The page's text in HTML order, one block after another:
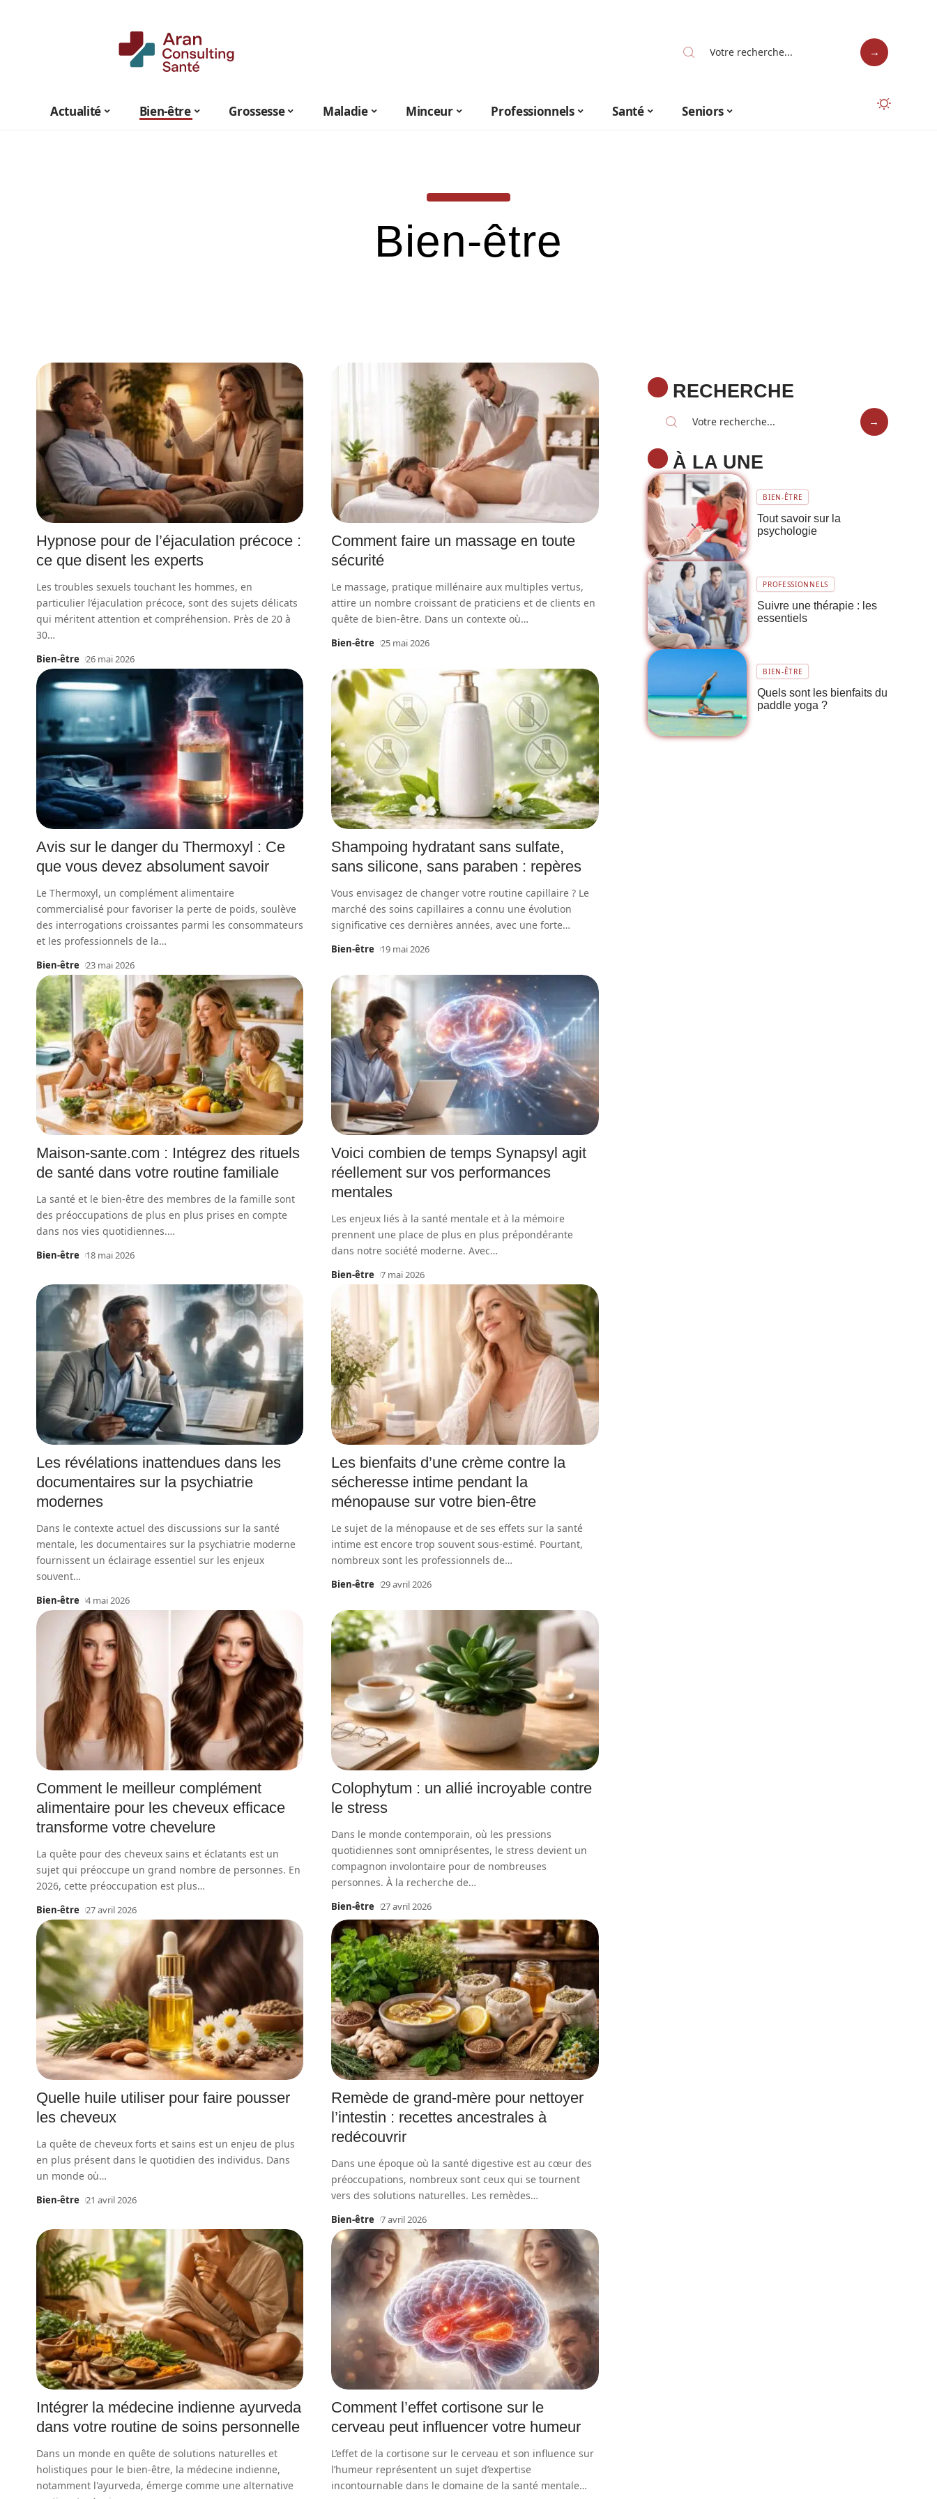
Actualité Bien-être Grossesse Maladie Minceur Professionnels Santé Seniors
Bien-être
Hypnose pour de l’éjaculation précoce :
ce que disent les experts
Les troubles sexuels touchant les hommes, en
particulier l’éjaculation précoce, sont des sujets délicats
qui méritent attention et compréhension. Près de 20 à
30…
Bien-être 26 mai 2026
Comment faire un massage en toute
sécurité
Le massage, pratique millénaire aux multiples vertus,
attire un nombre croissant de praticiens et de clients en
quête de bien-être. Dans un contexte où…
Bien-être 25 mai 2026
Avis sur le danger du Thermoxyl : Ce
que vous devez absolument savoir
Le Thermoxyl, un complément alimentaire
commercialisé pour favoriser la perte de poids, soulève
des interrogations croissantes parmi les consommateurs
et les professionnels de la…
Bien-être 23 mai 2026
Shampoing hydratant sans sulfate,
sans silicone, sans paraben : repères
Vous envisagez de changer votre routine capillaire ? Le
marché des soins capillaires a connu une évolution
significative ces dernières années, avec une forte…
Bien-être 19 mai 2026
Maison-sante.com : Intégrez des rituels
de santé dans votre routine familiale
La santé et le bien-être des membres de la famille sont
des préoccupations de plus en plus prises en compte
dans nos vies quotidiennes.…
Bien-être 18 mai 2026
Voici combien de temps Synapsyl agit
réellement sur vos performances
mentales
Les enjeux liés à la santé mentale et à la mémoire
prennent une place de plus en plus prépondérante
dans notre société moderne. Avec…
Bien-être 7 mai 2026
Les révélations inattendues dans les
documentaires sur la psychiatrie
modernes
Dans le contexte actuel des discussions sur la santé
mentale, les documentaires sur la psychiatrie moderne
fournissent un éclairage essentiel sur les enjeux
souvent…
Bien-être 4 mai 2026
Les bienfaits d’une crème contre la
sécheresse intime pendant la
ménopause sur votre bien-être
Le sujet de la ménopause et de ses effets sur la santé
intime est encore trop souvent sous-estimé. Pourtant,
nombreux sont les professionnels de…
Bien-être 29 avril 2026
Comment le meilleur complément
alimentaire pour les cheveux efficace
transforme votre chevelure
La quête pour des cheveux sains et éclatants est un
sujet qui préoccupe un grand nombre de personnes. En
2026, cette préoccupation est plus…
Bien-être 27 avril 2026
Colophytum : un allié incroyable contre
le stress
Dans le monde contemporain, où les pressions
quotidiennes sont omniprésentes, le stress devient un
compagnon involontaire pour de nombreuses
personnes. À la recherche de…
Bien-être 27 avril 2026
Quelle huile utiliser pour faire pousser
les cheveux
La quête de cheveux forts et sains est un enjeu de plus
en plus présent dans le quotidien des individus. Dans
un monde où…
Bien-être 21 avril 2026
Remède de grand-mère pour nettoyer
l’intestin : recettes ancestrales à
redécouvrir
Dans une époque où la santé digestive est au cœur des
préoccupations, nombreux sont ceux qui se tournent
vers des solutions naturelles. Les remèdes…
Bien-être 7 avril 2026
Intégrer la médecine indienne ayurveda
dans votre routine de soins personnelle
Dans un monde en quête de solutions naturelles et
holistiques pour le bien-être, la médecine indienne,
notamment l'ayurveda, émerge comme une alternative
Comment l’effet cortisone sur le
cerveau peut influencer votre humeur
L’effet de la cortisone sur le cerveau et son influence sur
l’humeur représentent un sujet d’expertise
incontournable dans le domaine de la santé mentale…
RECHERCHE
À LA UNE
BIEN-ÊTRE
Tout savoir sur la
psychologie
PROFESSIONNELS
Suivre une thérapie : les
essentiels
BIEN-ÊTRE
Quels sont les bienfaits du
paddle yoga ?